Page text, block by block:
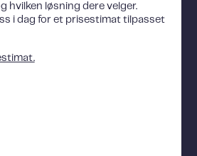
hvilken løsning dere velger.
i dag for et prisestimat tilpasset